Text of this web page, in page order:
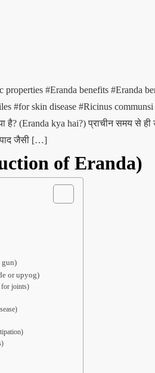
properties #Eranda benefits #Eranda
#for skin disease #Ricinus communsi
(Eranda kya hai?) प्राचीन समय से
जैसी […]
of Eranda)
gun)
or upyog)
for joints)